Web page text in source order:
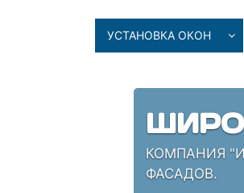
УСТАНОВКА ОКОН
НАШИ